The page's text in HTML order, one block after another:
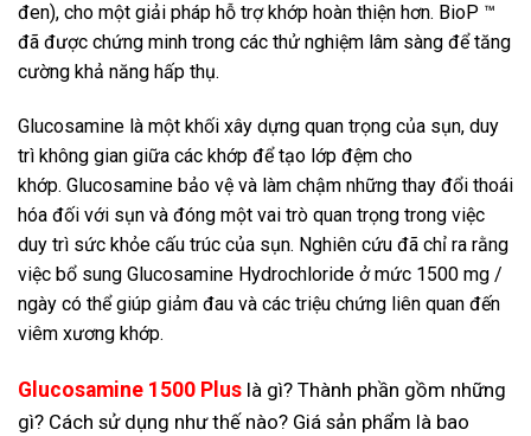
đen), cho một giải pháp hỗ trợ khớp hoàn thiện hơn. BioP ™
đã được chứng minh trong các thử nghiệm lâm sàng để tăng
cường khả năng hấp thụ.
Glucosamine là một khối xây dựng quan trọng của sụn, duy
trì không gian giữa các khớp để tạo lớp đệm cho
khớp. Glucosamine bảo vệ và làm chậm những thay đổi thoái
hóa đối với sụn và đóng một vai trò quan trọng trong việc
duy trì sức khỏe cấu trúc của sụn. Nghiên cứu đã chỉ ra rằng
việc bổ sung Glucosamine Hydrochloride ở mức 1500 mg /
ngày có thể giúp giảm đau và các triệu chứng liên quan đến
viêm xương khớp.
Glucosamine 1500 Plus là gì? Thành phần gồm những
gì? Cách sử dụng như thế nào? Giá sản phẩm là bao